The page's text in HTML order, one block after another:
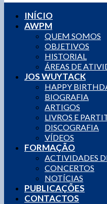
INÍCIO
AWPM
QUEM SOMOS
OBJETIVOS
HISTORIAL
ÁREAS DE
JOS WUYTACK
HAPPY
BIOGRAFIA
ARTIGOS
LIVROS E
DISCOGRAFIA
VÍDEOS
FORMAÇÃO
ACTIVIDADES
CONCERTOS
NOTÍCIAS
PUBLICAÇÕES
CONTACTOS